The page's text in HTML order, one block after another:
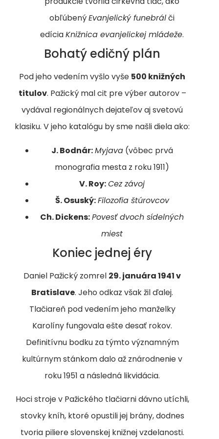
obľúbenýEvanjelický funebrálči
edíciaKnižnica evanjelickej mládeže.
Bohatý edičný plán
Pod jeho vedením vyšlo vyše 500 knižných
titulov. Pažický mal cit pre výber autorov –
vydával regionálnych dejateľov aj svetovú
klasiku. V jeho katalógu by sme našli diela ako:
J. Bodnár:Myjava(vôbec prvá
monografia mesta z roku 1911)
V. Roy:Cez závoj
Š. Osuský:Filozofia štúrovcov
Ch. Dickens:Povesť dvoch sídelných
miest
Koniec jednej éry
Daniel Pažický zomrel 29. januára 1941 v
Bratislave. Jeho odkaz však žil ďalej.
Tlačiareň pod vedením jeho manželky
Karolíny fungovala ešte desať rokov.
Definitívnu bodku za týmto významným
kultúrnym stánkom dalo až znárodnenie v
roku 1951 a následná likvidácia.
Hoci stroje v Pažického tlačiarni dávno utíchli,
stovky kníh, ktoré opustili jej brány, dodnes
tvoria piliere slovenskej knižnej vzdelanosti.